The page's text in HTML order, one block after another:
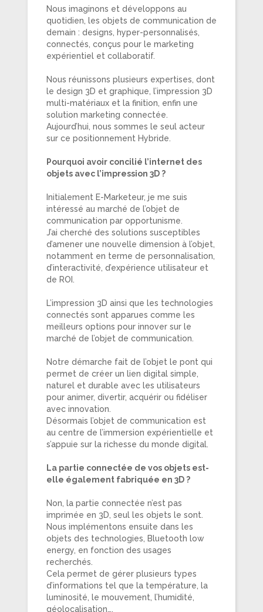
Nous imaginons et développons au
quotidien, les objets de communication de
demain : designs, hyper-personnalisés,
connectés, conçus pour le marketing
expérientiel et collaboratif.
Nous réunissons plusieurs expertises, dont
le design 3D et graphique, l’impression 3D
multi-matériaux et la finition, enfin une
solution marketing connectée.
Aujourd’hui, nous sommes le seul acteur
sur ce positionnement Hybride.
Pourquoi avoir concilié l’internet des
objets avec l’impression 3D ?
Initialement E-Marketeur, je me suis
intéressé au marché de l’objet de
communication par opportunisme.
J’ai cherché des solutions susceptibles
d’amener une nouvelle dimension à l’objet,
notamment en terme de personnalisation,
d’interactivité, d’expérience utilisateur et
de ROI.
L’impression 3D ainsi que les technologies
connectés sont apparues comme les
meilleurs options pour innover sur le
marché de l’objet de communication.
Notre démarche fait de l’objet le pont qui
permet de créer un lien digital simple,
naturel et durable avec les utilisateurs
pour animer, divertir, acquérir ou fidéliser
avec innovation.
Désormais l’objet de communication est
au centre de l’immersion expérientielle et
s’appuie sur la richesse du monde digital.
La partie connectée de vos objets est-
elle également fabriquée en 3D ?
Non, la partie connectée n’est pas
imprimée en 3D, seul les objets le sont.
Nous implémentons ensuite dans les
objets des technologies, Bluetooth low
energy, en fonction des usages
recherchés.
Cela permet de gérer plusieurs types
d’informations tel que la température, la
luminosité, le mouvement, l’humidité,
géolocalisation….